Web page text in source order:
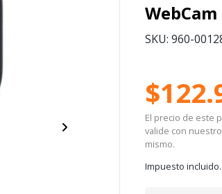
SKU: 960-
El precio de este
valide con
mismo.
Impuesto incluido.